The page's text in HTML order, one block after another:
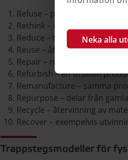
Neka alla
Refuse – produkten görs
Rethink – effektivare
Reduce – tillverkningen görs
Reuse – återanvändning av
Repair – reparation och
Refurbish – en utsliten
Remanufacture – samma
Repurpose – delar från
Recycle – återvinning av
Recover – exempelvis
Trappstegsmodeller för